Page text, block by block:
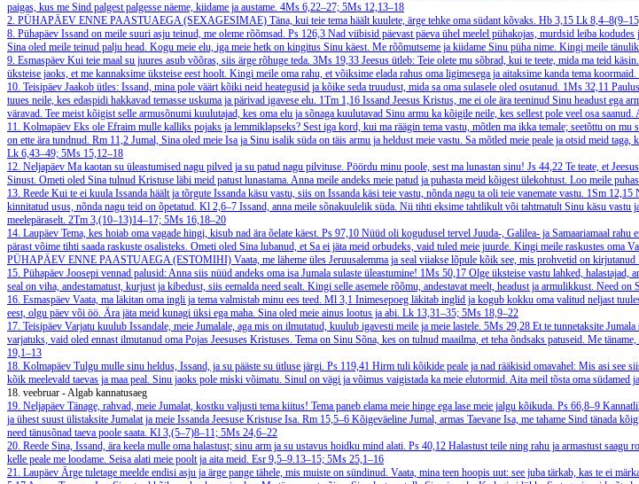
paigas, kus me Sind palgest palgesse näeme, kiidame ja austame. 4Ms 6,22–27; 5Ms 12,13–18
2. PÜHAPÄEV ENNE PAASTUAEGA (SEXAGESIMAE) Täna, kui teie tema häält kuulete, ärge tehke oma südant kõvaks. Hb 3,15 Lk
8. Pühapäev Issand on meile suuri asju teinud, me oleme rõõmsad. Ps 126,3 Nad viibisid päevast päeva ühel meelel pühakojas, murdsid leiba
Sina oled meile teinud palju head. Kogu meie elu, iga meie hetk on kingitus Sinu käest. Me rõõmutseme ja kiidame Sinu püha nime. Kingi meile
9. Esmaspäev Kui teie maal su juures asub võõras, siis ärge rõhuge teda. 3Ms 19,33 Jeesus ütleb: Teie olete mu sõbrad, kui te teete, mida ma teid käsin.
üksteise jaoks, et me kannaksime üksteise eest hoolt. Kingi meile oma rahu, et võiksime elada rahus oma ligimesega ja aitaksime kanda tema koormaid.
10. Teisipäev Jaakob ütles: Issand, mina pole väärt kõiki neid heategusid ja kõike seda truudust, mida sa oma sulasele oled osutanud. 1Ms 32,11
tuues neile, kes edaspidi hakkavad temasse uskuma ja pärivad igavese elu. 1Tm 1,16 Issand Jeesus Kristus, me ei ole ära teeninud Sinu headust ega
väravad. Tee meist kõigist selle armusõnumi kuulutajad, kes oma elu ja sõnaga kuulutavad Sinu armu ka kõigile neile, kes sellest pole veel osa saanud.
11. Kolmapäev Eks ole Efraim mulle kalliks pojaks ja lemmiklapseks? Sest iga kord, kui ma räägin tema vastu, mõtlen ma ikka temale; seetõttu on mu
on ette ära tundnud. Rm 11,2 Jumal, Sina oled meie Isa ja Sinu isalik süda on täis armu ja heldust meie vastu. Sa mõtled meie peale ja otsid meid
Lk 6,43–49; 5Ms 15,12–18
12. Neljapäev Ma kaotan su üleastumised nagu pilved ja su patud nagu pilvituse. Pöördu minu poole, sest ma lunastan sinu! Js 44,22 Te teate, et
Sinust. Ometi oled Sina tulnud Kristuse läbi meid patust lunastama. Anna meile andeks meie patud ja puhasta meid kõigest ülekohtust. Loo meile
13. Reede Kui te ei kuula Issanda häält ja tõrgute Issanda käsu vastu, siis on Issanda käsi teie vastu, nõnda nagu ta oli teie vanemate vastu. 1Sm 12,15
kinnitatud usus, nõnda nagu teid on õpetatud. Kl 2,6–7 Issand, anna meile sõnakuulelik süda. Nii tihti eksime tahtlikult või tahtmatult Sinu käsu vastu
meelepäraselt. 2Tm 3,(10–13)14–17; 5Ms 16,18–20
14. Laupäev Tema, kes hoiab oma vagade hingi, kisub nad ära õelate käest. Ps 97,10 Nüüd oli kogudusel tervel Juuda-, Galilea- ja Samaariamaal rahu
pärast võime tihti saada raskuste osalisteks. Ometi oled Sina lubanud, et Sa ei jäta meid orbudeks, vaid tuled meie juurde. Kingi meile raskustes oma
PÜHAPÄEV ENNE PAASTUAEGA (ESTOMIHI) Vaata, me läheme üles Jeruusalemma ja seal viiakse lõpule kõik see, mis prohvetid on kirjutanud
15. Pühapäev Joosepi vennad palusid: Anna siis nüüd andeks oma isa Jumala sulaste üleastumine! 1Ms 50,17 Olge üksteise vastu lahked, halastajad,
seal on viha, andestamatust, kurjust ja kibedust, siis eemalda need sealt. Kingi selle asemele rõõmu, andestavat meelt, headust ja armulikkust. Need on
16. Esmaspäev Vaata, ma läkitan oma ingli ja tema valmistab minu ees teed. Ml 3,1 Inimesepoeg läkitab inglid ja kogub kokku oma valitud neljast
eest, olgu päev või öö. Ära jäta meid kunagi üksi ega maha. Sina oled meie ainus lootus ja abi. Lk 13,31–35; 5Ms 18,9–22
17. Teisipäev Varjatu kuulub Issandale, meie Jumalale, aga mis on ilmutatud, kuulub igavesti meile ja meie lastele. 5Ms 29,28 Et te tunnetaksite
varjatuks, vaid oled ennast ilmutanud oma Pojas Jeesuses Kristuses. Tema on Sinu Sõna, kes on tulnud maailma, et teha õndsaks patuseid. Me
19,1–13
18. Kolmapäev Tulgu mulle sinu heldus, Issand, ja su pääste su ütluse järgi. Ps 119,41 Hirm tuli kõikide peale ja nad rääkisid omavahel: Mis asi see
kõik meelevald taevas ja maa peal. Sinu jaoks pole miski võimatu. Sinul on vägi ja võimus vaigistada ka meie elutormid. Aita meil tõsta oma südamed
18. veebruar - Algab kannatusaeg
19. Neljapäev Tänage, rahvad, meie Jumalat, kostku valjusti tema kiitus! Tema paneb elama meie hinge ega lase meie jalgu kõikuda. Ps 66,8–9
ja ühest suust ülistaksite Jumalat ja meie Issanda Jeesuse Kristuse Isa. Rm 15,5–6 Kõigeväeline Jumal, armas Taevane Isa, me tahame Sind tänada
need tänusõnad taeva poole saata. Kl 3,(5–7)8–11; 5Ms 24,6–22
20. Reede Sina, Issand, ära keela mulle oma halastust; sinu arm ja su ustavus hoidku mind alati. Ps 40,12 Halastust teile ning rahu ja armastust saagu
kelle peale me loodame. Seisa alati meie poolt ja aita meid. Esr 9,5–9.13–15; 5Ms 25,1–16
21. Laupäev Ärge tuletage meelde endisi asju ja ärge pange tähele, mis muiste on sündinud. Vaata, mina teen hoopis uut: see juba tärkab, kas te ei